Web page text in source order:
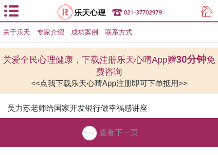
用户登录
关于乐天 专家介绍 成功案例 联系方式
关爱全民心理健康，下载注册乐天心晴App赠30分钟免
费咨询
<<点我下载乐天心晴App注册即可下单抵用>>
吴力苏老师给国家开发银行做幸福感讲座
查看下一页